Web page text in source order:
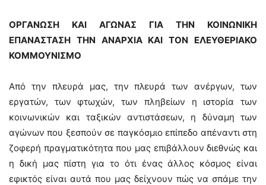
ΟΡΓΑΝΩΣΗ ΚΑΙ ΑΓΩΝΑΣ ΓΙΑ ΤΗΝ ΚΟΙΝΩΝΙΚΗ
ΕΠΑΝΑΣΤΑΣΗ ΤΗΝ ΑΝΑΡΧΙΑ ΚΑΙ ΤΟΝ ΕΛΕΥΘΕΡΙΑΚΟ
ΚΟΜΜΟΥΝΙΣΜΟ
Από την πλευρά μας, την πλευρά των ανέργων, των
εργατών, των φτωχών, των πληβείων η ιστορία των
κοινωνικών και ταξικών αντιστάσεων, η δύναμη των
αγώνων που ξεσπούν σε παγκόσμιο επίπεδο απέναντι στη
ζοφερή πραγματικότητα που μας επιβάλλουν διεθνώς και
η δική μας πίστη για το ότι ένας άλλος κόσμος είναι
εφικτός είναι αυτά που μας δείχνουν πώς να σπάμε την